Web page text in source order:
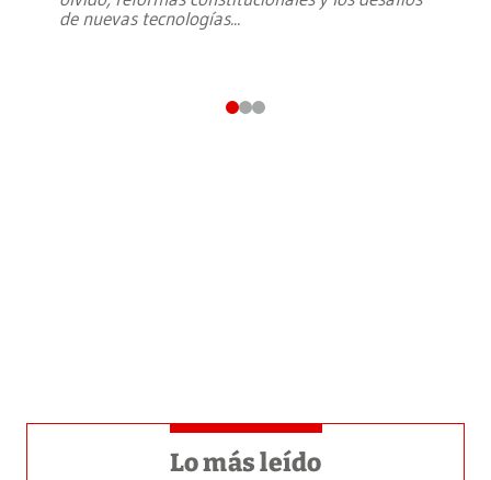
de nuevas tecnologías...
Lo más leído